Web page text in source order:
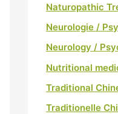
Naturopathic
Neurologie /
Neurology /
Nutritional
Traditional
Traditionelle